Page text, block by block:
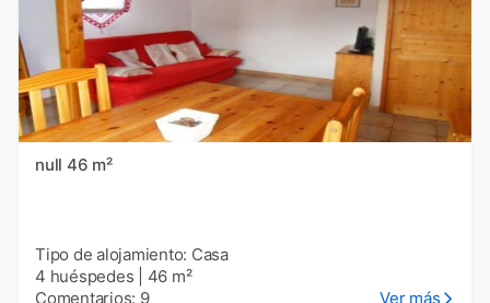
null 46 m²
Tipo de alojamiento: Casa
4 huéspedes
46 m²
Comentarios: 9
Ver más